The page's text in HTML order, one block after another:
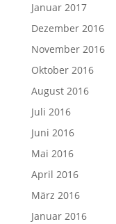
Januar 2017
Dezember 2016
November 2016
Oktober 2016
August 2016
Juli 2016
Juni 2016
Mai 2016
April 2016
März 2016
Januar 2016